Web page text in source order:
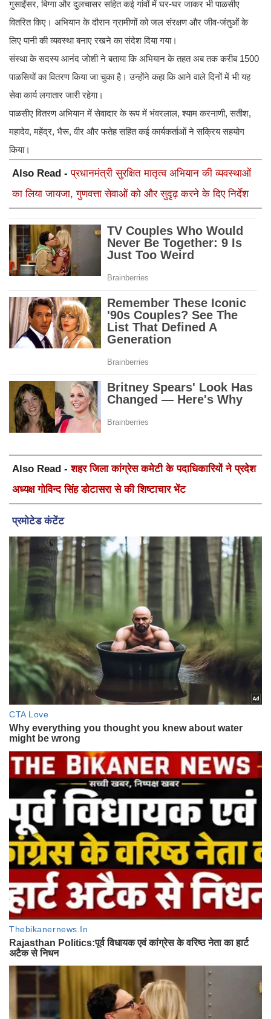
गुसाईंसर, बिग्गा और दुलचासर सहित कई गांवों में घर-घर जाकर भी पाळसीए
वितरित किए। अभियान के दौरान ग्रामीणों को जल संरक्षण और जीव-जंतुओं के
लिए पानी की व्यवस्था बनाए रखने का संदेश दिया गया।
संस्था के सदस्य आनंद जोशी ने बताया कि अभियान के तहत अब तक करीब 1500
पाळसियों का वितरण किया जा चुका है। उन्होंने कहा कि आने वाले दिनों में भी यह
सेवा कार्य लगातार जारी रहेगा।
पाळसीए वितरण अभियान में सेवादार के रूप में भंवरलाल, श्याम करनाणी, सतीश,
महादेव, महेंद्र, भैरू, वीर और फतेह सहित कई कार्यकर्ताओं ने सक्रिय सहयोग
किया।
Also Read -प्रधानमंत्री सुरक्षित मातृत्व अभियान की व्यवस्थाओं
का लिया जायजा, गुणवत्ता सेवाओं को और सुदृढ़ करने के दिए निर्देश
Also Read -शहर जिला कांग्रेस कमेटी के पदाधिकारियों ने प्रदेश
अध्यक्ष गोविन्द सिंह डोटासरा से की शिष्टाचार भेंट